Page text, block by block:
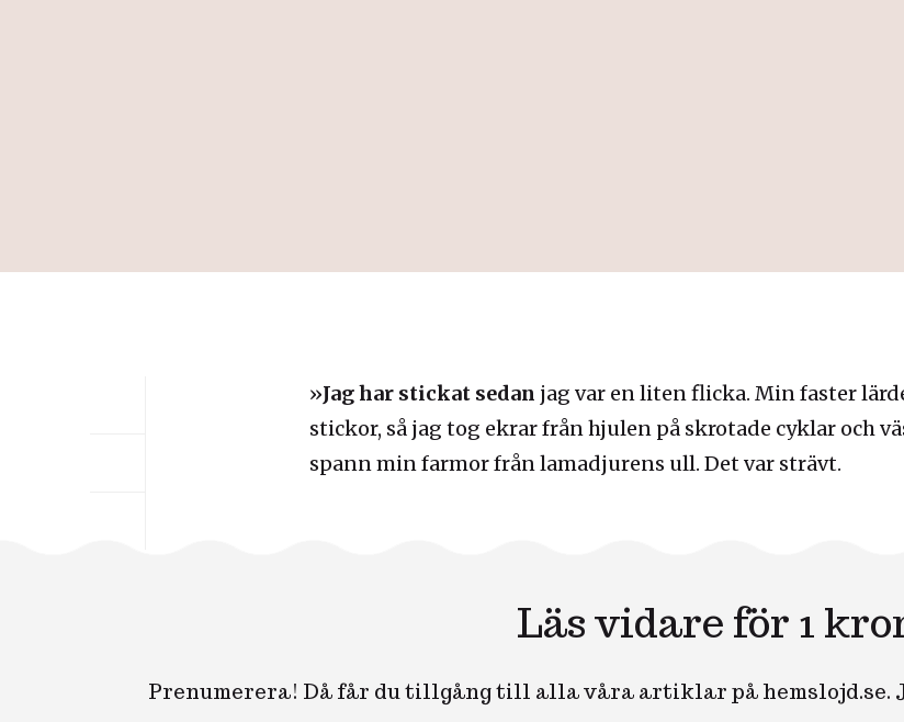
»Jag har stickat sedan jag var en liten flicka. Min faster
stickor, så jag tog ekrar från hjulen på skrotade cyklar och
spann min farmor från lamadjurens ull. Det var strävt.
Läs vidare för 1
Prenumerera! Då får du tillgång till alla våra artiklar på hemslojd.se.